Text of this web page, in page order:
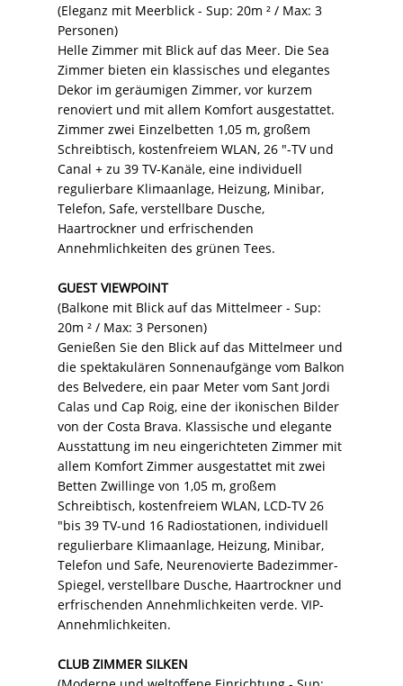
(Eleganz mit Meerblick - Sup: 20m ² / Max: 3
Personen)
Helle Zimmer mit Blick auf das Meer. Die Sea
Zimmer bieten ein klassisches und elegantes
Dekor im geräumigen Zimmer, vor kurzem
renoviert und mit allem Komfort ausgestattet.
Zimmer zwei Einzelbetten 1,05 m, großem
Schreibtisch, kostenfreiem WLAN, 26 "-TV und
Canal + zu 39 TV-Kanäle, eine individuell
regulierbare Klimaanlage, Heizung, Minibar,
Telefon, Safe, verstellbare Dusche,
Haartrockner und erfrischenden
Annehmlichkeiten des grünen Tees.
GUEST VIEWPOINT
(Balkone mit Blick auf das Mittelmeer - Sup:
20m ² / Max: 3 Personen)
Genießen Sie den Blick auf das Mittelmeer und
die spektakulären Sonnenaufgänge vom Balkon
des Belvedere, ein paar Meter vom Sant Jordi
Calas und Cap Roig, eine der ikonischen Bilder
von der Costa Brava. Klassische und elegante
Ausstattung im neu eingerichteten Zimmer mit
allem Komfort Zimmer ausgestattet mit zwei
Betten Zwillinge von 1,05 m, großem
Schreibtisch, kostenfreiem WLAN, LCD-TV 26
"bis 39 TV-und 16 Radiostationen, individuell
regulierbare Klimaanlage, Heizung, Minibar,
Telefon und Safe, Neurenovierte Badezimmer-
Spiegel, verstellbare Dusche, Haartrockner und
erfrischenden Annehmlichkeiten verde. VIP-
Annehmlichkeiten.
CLUB ZIMMER SILKEN